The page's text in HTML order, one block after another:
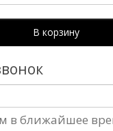
В корзину
в ближайшее